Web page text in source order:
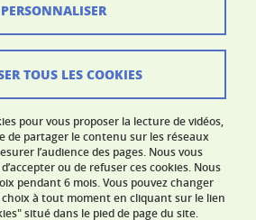
pour vous proposer la lecture de vidéos,
de partager le contenu sur les réseaux
l’audience des pages. Nous vous
ou de refuser ces cookies. Nous
pendant 6 mois. Vous pouvez changer
choix à tout moment en cliquant sur le lien
situé dans le pied de page du site.
TOUS LES COOKIES
PERSONNALISER